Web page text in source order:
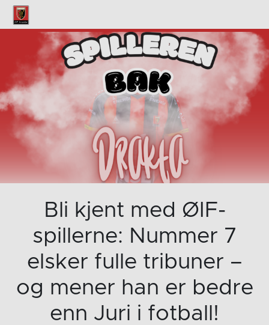
Bli kjent med ØIF-
spillerne: Nummer 7
elsker fulle tribuner –
og mener han er bedre
enn Juri i fotball!